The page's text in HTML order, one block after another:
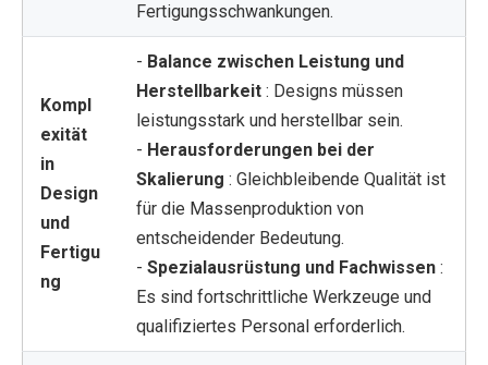
Fertigungsschwankungen.
Kompl
exität
in
Design
und
Fertigu
ng
- Balance zwischen Leistung und
Herstellbarkeit : Designs müssen
leistungsstark und herstellbar sein.
- Herausforderungen bei der
Skalierung : Gleichbleibende Qualität ist
für die Massenproduktion von
entscheidender Bedeutung.
- Spezialausrüstung und Fachwissen :
Es sind fortschrittliche Werkzeuge und
qualifiziertes Personal erforderlich.